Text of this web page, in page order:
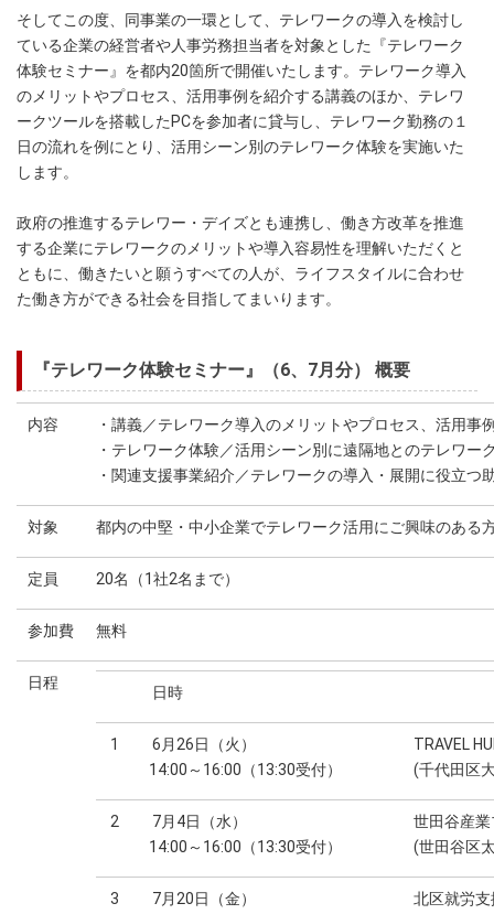
そしてこの度、同事業の一環として、テレワークの導入を検討し
ている企業の経営者や人事労務担当者を対象とした『テレワーク
体験セミナー』を都内20箇所で開催いたします。テレワーク導入
のメリットやプロセス、活用事例を紹介する講義のほか、テレワ
ークツールを搭載したPCを参加者に貸与し、テレワーク勤務の１
日の流れを例にとり、活用シーン別のテレワーク体験を実施いた
します。
政府の推進するテレワー・デイズとも連携し、働き方改革を推進
する企業にテレワークのメリットや導入容易性を理解いただくと
ともに、働きたいと願うすべての人が、ライフスタイルに合わせ
た働き方ができる社会を目指してまいります。
『テレワーク体験セミナー』（6、7月分） 概要
内容
・講義／テレワーク導入のメリットやプロセス、活用事
・テレワーク体験／活用シーン別に遠隔地とのテレワー
・関連支援事業紹介／テレワークの導入・展開に役立つ
対象 都内の中堅・中小企業でテレワーク活用にご興味のある
定員 20名（1社2名まで）
参加費 無料
日程
日時
1
6月26日（火）
14:00～16:00（13:30受付）
TRAVEL
(千代田区
2
7月4日（水）
14:00～16:00（13:30受付）
世田谷産
(世田谷区
3
7月20日（金）
北区就労